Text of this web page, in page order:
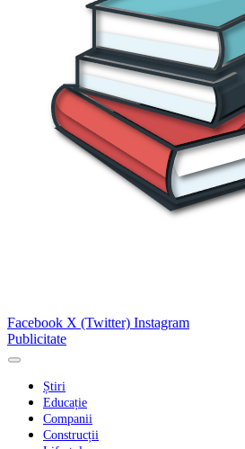
Facebook X (Twitter) Instagram
Publicitate
Știri
Educație
Companii
Construcții